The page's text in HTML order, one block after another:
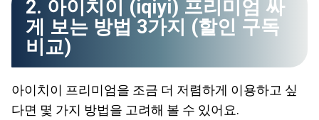
2. 아이치이 (iqiyi) 프리미엄 싸
게 보는 방법 3가지 (할인 구독
비교)
아이치이 프리미엄을 조금 더 저렴하게 이용하고 싶
다면 몇 가지 방법을 고려해 볼 수 있어요.